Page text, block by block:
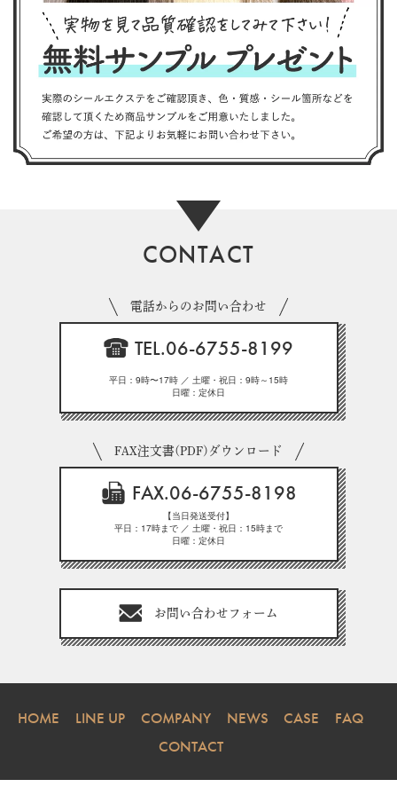
CONTACT
電話からのお問い合わせ
TEL.06-6755-8199
平日：9時〜17時 ／ 土曜・祝日：9時～15時
日曜：定休日
FAX注文書(PDF)ダウンロード
FAX.06-6755-8198
【当日発送受付】
平日：17時まで ／ 土曜・祝日：15時まで
日曜：定休日
お問い合わせフォーム
HOME LINE UP COMPANY NEWS CASE
FAQ
CONTACT